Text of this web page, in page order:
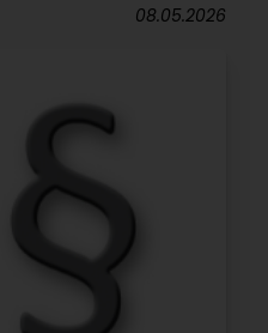
08.05.2026